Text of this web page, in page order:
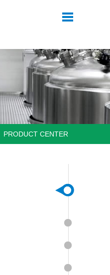
体育（中国）
PRODUCT CENTER